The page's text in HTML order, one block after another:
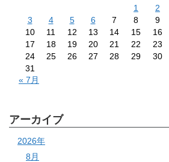
1
2
3
4 5 6 7 8
9
10
11 12 13 14 15
16
17
18 19 20 21 22
23
24
25 26 27 28 29
30
31
« 7月
アーカイブ
2026年
8月